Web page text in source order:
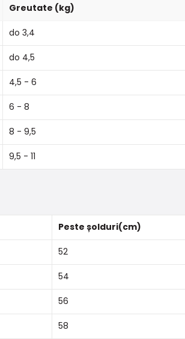
Greutate (kg)
do 3,4
do 4,5
4,5 - 6
6 - 8
8 - 9,5
9,5 - 11
Peste șolduri(cm)
52
54
56
58